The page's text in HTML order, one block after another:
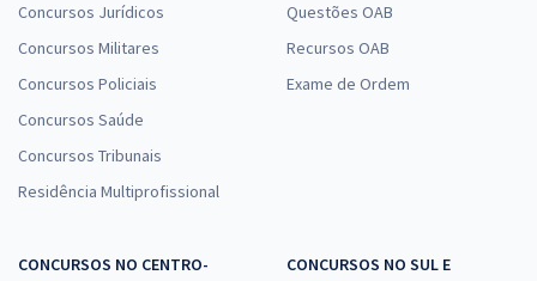
Concursos Jurídicos
Concursos Militares
Concursos Policiais
Concursos Saúde
Concursos Tribunais
Residência Multiprofissional
Questões OAB
Recursos OAB
Exame de Ordem
CONCURSOS NO CENTRO-
CONCURSOS NO SUL E